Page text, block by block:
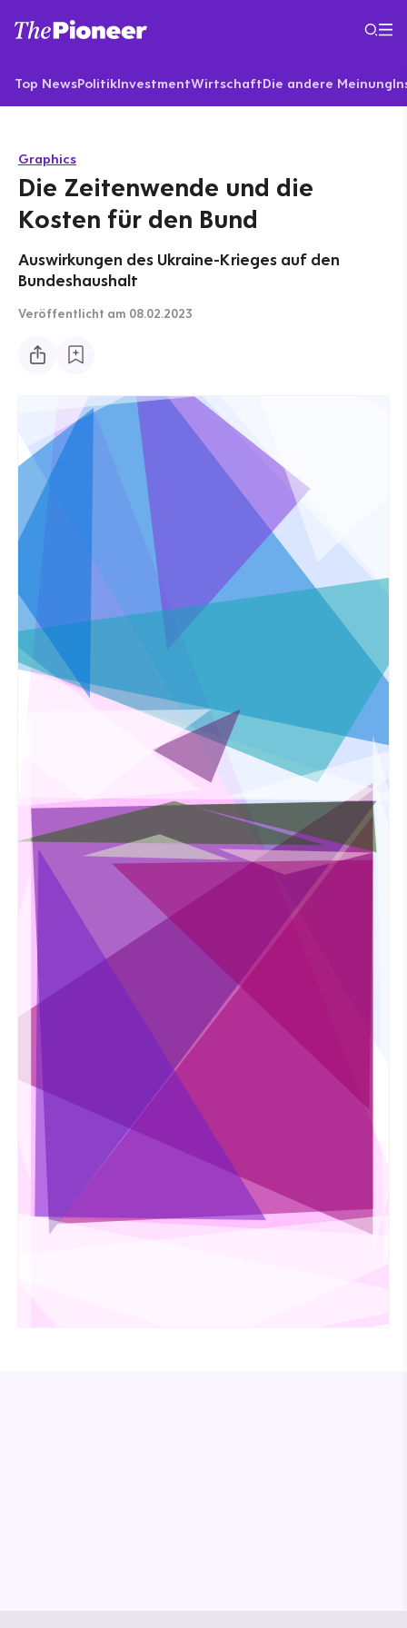
Top NewsPolitikInvestmentWirtschaftDie andere Meinung
Graphics
Die Zeitenwende und die
Kosten für den Bund
Auswirkungen des Ukraine-Krieges auf den
Bundeshaushalt
Veröffentlicht am 08.02.2023